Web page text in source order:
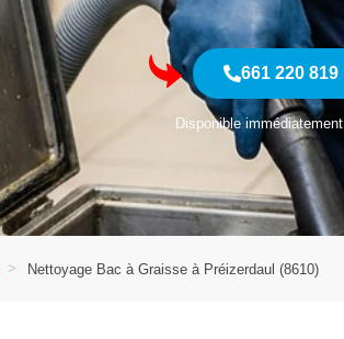
661 220 819
Disponible immédiatement
Nettoyage Bac à Graisse à Préizerdaul (8610)